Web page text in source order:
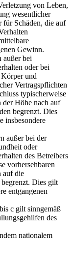
von Leben,
wesentlicher
Schäden, die auf
Gewinn.
außer bei
oder bei
und
Vertragspflichten
typischerweise
der Höhe nach auf
begrenzt. Dies
insbesondere
außer bei der
oder
des Betreibers
vorhersehbaren
auf die
Dies gilt
entgangenen
c gilt sinngemäß
des
nationalem